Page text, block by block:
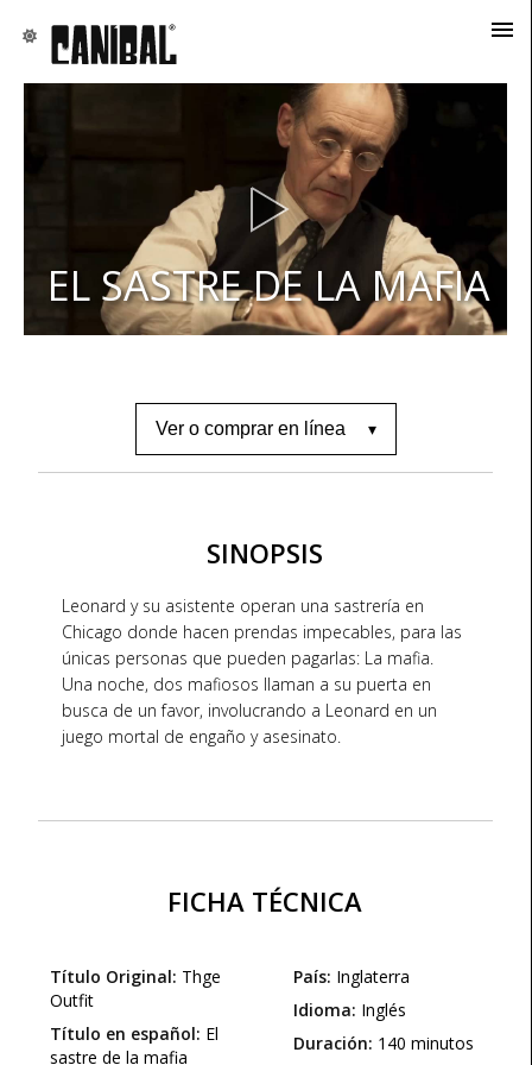
EL SASTRE DE LA MAFIA
Ver o comprar en línea
SINOPSIS
Leonard y su asistente operan una sastrería en
Chicago donde hacen prendas impecables, para las
únicas personas que pueden pagarlas: La mafia.
Una noche, dos mafiosos llaman a su puerta en
busca de un favor, involucrando a Leonard en un
juego mortal de engaño y asesinato.
FICHA TÉCNICA
Título Original: Thge
Outfit
Título en español: El
sastre de la mafia
País: Inglaterra
Idioma: Inglés
Duración: 140 minutos